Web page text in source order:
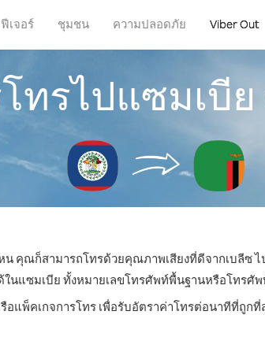
ฟีเจอร์ ชุมชน ความปลอดภัย Viber Out
ทรไปแซมเบีย
คุณก็สามารถโทรด้วยคุณภาพเสียงที่ดีจากเบลีซ ไ
นแซมเบีย ทั้งหมายเลขโทรศัพท์พื้นฐานหรือโทรศัพ
อแพ็คเกจการโทร เพื่อรับอัตราค่าโทรต่อนาทีที่ถูก